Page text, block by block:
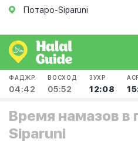
Потаро-Siparuni
ФАДЖР
04:42
ВОСХОД
05:52
ЗУХР
12:08
Время намазов в
Siparuni